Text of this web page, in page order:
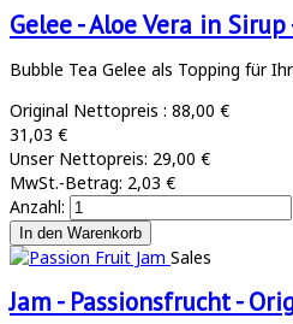
Gelee - Aloe Vera in
Bubble Tea Gelee als Topping für
Original Nettopreis : 88,00 €
31,03 €
Unser Nettopreis: 29,00 €
MwSt.-Betrag: 2,03 €
Anzahl:
Sales
Jam - Passionsfrucht -